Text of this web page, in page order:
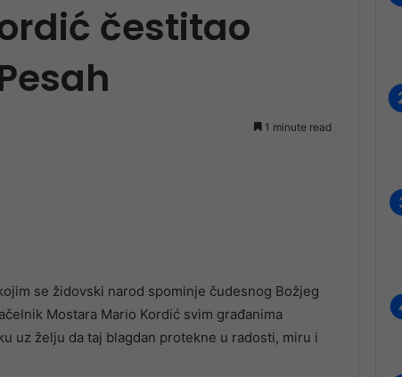
čestitao
1 minute read
se židovski narod spominje čudesnog Božjeg
Mostara Mario Kordić svim građanima
uz želju da taj blagdan protekne u radosti, miru i